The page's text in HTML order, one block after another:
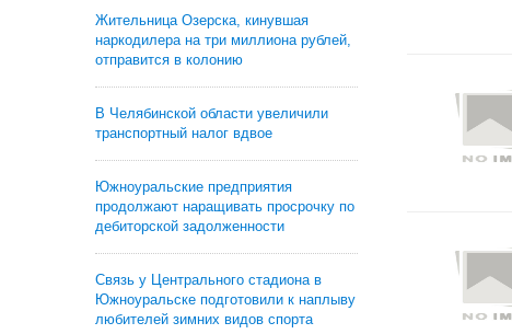
Жительница Озерска, кинувшая
наркодилера на три миллиона рублей,
отправится в колонию
В Челябинской области увеличили
транспортный налог вдвое
Южноуральские предприятия
продолжают наращивать просрочку по
дебиторской задолженности
Связь у Центрального стадиона в
Южноуральске подготовили к наплыву
любителей зимних видов спорта